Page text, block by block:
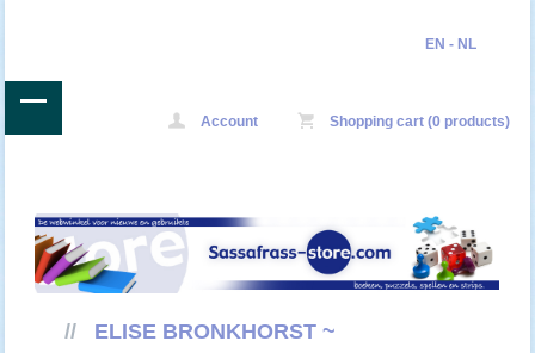
EN - NL
Account Shopping cart (0 products)
// ELISE BRONKHORST ~